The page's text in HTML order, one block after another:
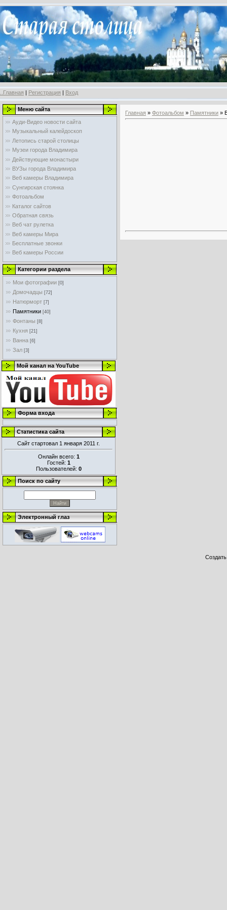
..Главная | Регистрация | Вход
Меню сайта
Ауди-Видео новости сайта
Музыкальный калейдоскоп
Летопись старой столицы
Музеи города Владимира
Действующие монастыри
ВУЗы города Владимира
Веб камеры Владимира
Сунгирская стоянка
Фотоальбом
Каталог сайтов
Обратная связь
Веб чат рулетка
Веб камеры Мира
Бесплатные звонки
Веб камеры России
Категории раздела
Мои фотографии [0]
Домочадцы [72]
Натюрморт [7]
Памятники [40]
Фонтаны [8]
Кухня [21]
Ванна [6]
Зал [3]
Мой канал на YouTube
Форма входа
Статистика сайта
Сайт стартовал 1 января 2011 г.
Онлайн всего: 1
Гостей: 1
Пользователей: 0
Поиск по сайту
Электронный глаз
Главная » Фотоальбом » Памятники »